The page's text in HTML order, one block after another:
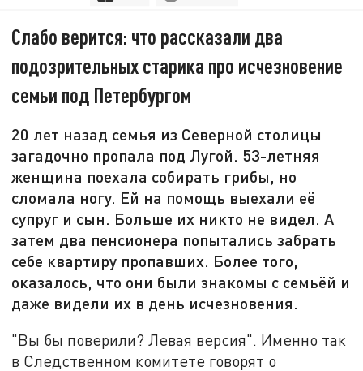
Слабо верится: что рассказали два
подозрительных старика про исчезновение
семьи под Петербургом
20 лет назад семья из Северной столицы
загадочно пропала под Лугой. 53-летняя
женщина поехала собирать грибы, но
сломала ногу. Ей на помощь выехали её
супруг и сын. Больше их никто не видел. А
затем два пенсионера попытались забрать
себе квартиру пропавших. Более того,
оказалось, что они были знакомы с семьёй и
даже видели их в день исчезновения.
"Вы бы поверили? Левая версия". Именно так
в Следственном комитете говорят о